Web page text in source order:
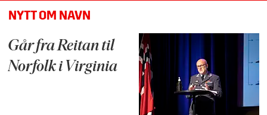
NYTT OM NAVN
Går fra Reitan til
Norfolk i Virginia